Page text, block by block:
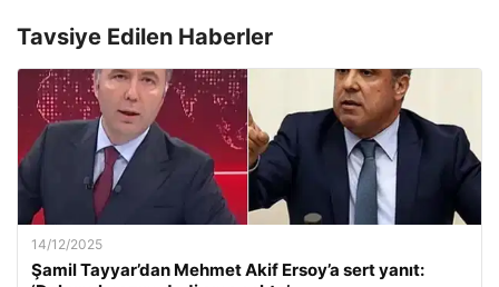
Tavsiye Edilen Haberler
14/12/2025
Şamil Tayyar’dan Mehmet Akif Ersoy’a sert yanıt: